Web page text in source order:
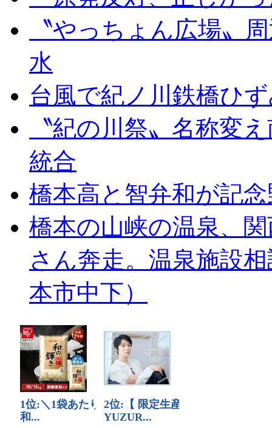
〝やっちょん広場〟
水
台風で紀ノ川鉄橋ひ
〝紀の川祭〟名称変
統合
橋本高と智弁和が記
橋本の山峡の温泉、
さん奔走。温泉施設
本市中下）